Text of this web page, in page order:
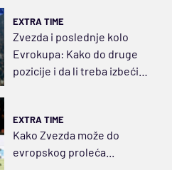
EXTRA TIME
Zvezda i poslednje kolo
Evrokupa: Kako do druge
pozicije i da li treba izbeći
EXTRA TIME
Kako Zvezda može do
evropskog proleća...